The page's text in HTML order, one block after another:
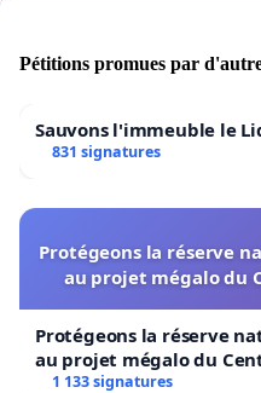
Pétitions promues par
Sauvons l'immeuble le
831 signatures
Protégeons la réserve
au projet mégalo du
Protégeons la réserve
au projet mégalo du
1 133 signatures